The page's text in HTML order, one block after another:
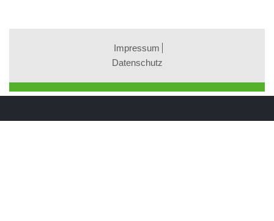
Impressum
Datenschutz